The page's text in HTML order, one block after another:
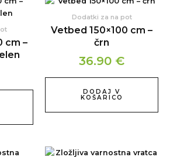
cm –
Dodatki za na pot
Vetbed 150×100 cm –
črn
36.90 €
DODAJ V
KOŠARICO